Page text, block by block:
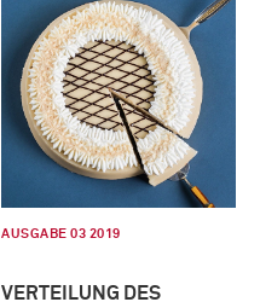
AUSGABE 03 2019
VERTEILUNG DES